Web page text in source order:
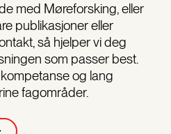
med Møreforsking, eller
publikasjoner eller
så hjelper vi deg
som passer best.
og lang
fagområder.